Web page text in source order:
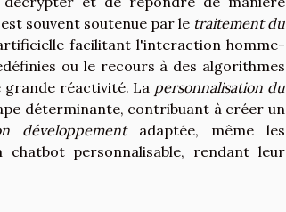
souvent soutenue par le traitement du
facilitant l'interaction homme-
ou le recours à des algorithmes
grande réactivité. La personnalisation du
déterminante, contribuant à créer un
développementadaptée, même les
personnalisable, rendant leur